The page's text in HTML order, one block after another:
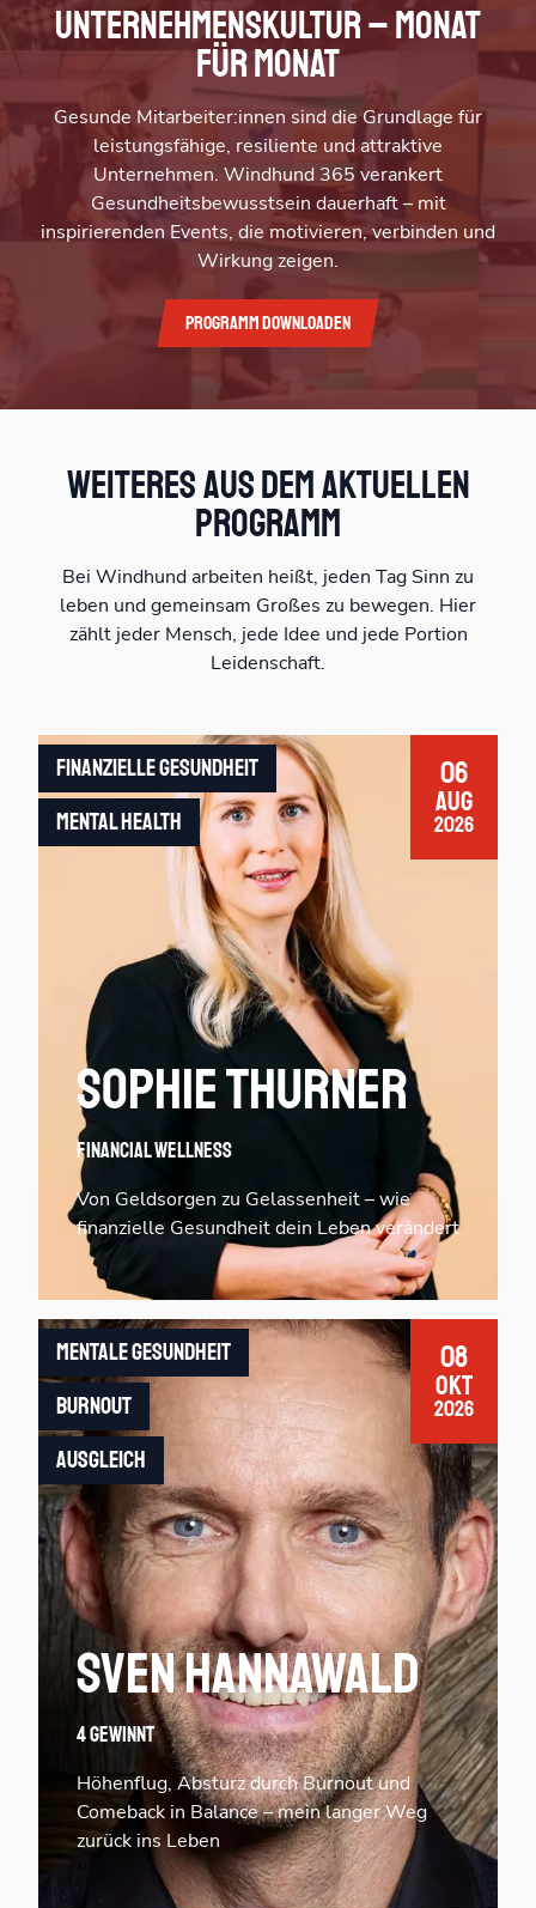
Unternehmenskultur – Monat
für Monat
Gesunde Mitarbeiter:innen sind die Grundlage für
leistungsfähige, resiliente und attraktive
Unternehmen. Windhund 365 verankert
Gesundheitsbewusstsein dauerhaft – mit
inspirierenden Events, die motivieren, verbinden und
Wirkung zeigen.
Programm downloaden
Weiteres aus dem aktuellen
Programm
Bei Windhund arbeiten heißt, jeden Tag Sinn zu
leben und gemeinsam Großes zu bewegen. Hier
zählt jeder Mensch, jede Idee und jede Portion
Leidenschaft.
06
Aug
2026
Finanzielle Gesundheit
Mental Health
Sophie Thurner
Financial Wellness
Von Geldsorgen zu Gelassenheit – wie
finanzielle Gesundheit dein Leben verändert
08
Okt
2026
Mentale Gesundheit
Burnout
Ausgleich
Sven Hannawald
4 Gewinnt
Höhenflug, Absturz durch Burnout und
Comeback in Balance – mein langer Weg
zurück ins Leben